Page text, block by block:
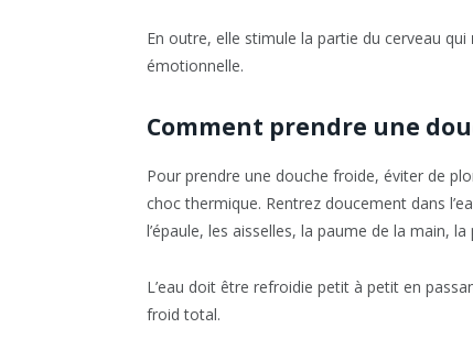
En outre, elle stimule la partie du cerveau qui
émotionnelle.
Comment prendre une
Pour prendre une douche froide, éviter de
choc thermique. Rentrez doucement dans
l’épaule, les aisselles, la paume de la main,
L’eau doit être refroidie petit à petit en
froid total.